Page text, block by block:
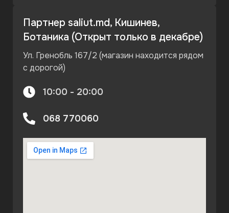
Партнер saliut.md, Кишинев,
Ботаника (Открыт только в декабре)
Ул. Гренобль 167/2 (магазин находится рядом
с дорогой)
10:00 - 20:00
068 770060